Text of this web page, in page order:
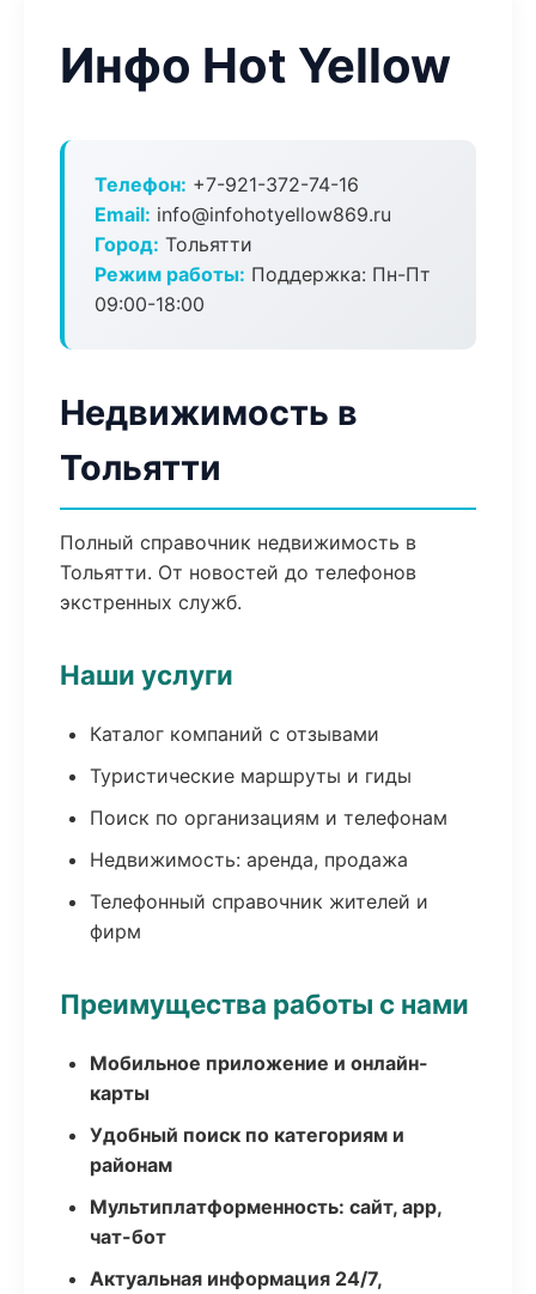
Инфо Hot Yellow
Телефон: +7-921-372-74-16
Email: info@infohotyellow869.ru
Город: Тольятти
Режим работы: Поддержка: Пн-Пт
09:00-18:00
Недвижимость в
Тольятти
Полный справочник недвижимость в
Тольятти. От новостей до телефонов
экстренных служб.
Наши услуги
Каталог компаний с отзывами
Туристические маршруты и гиды
Поиск по организациям и телефонам
Недвижимость: аренда, продажа
Телефонный справочник жителей и
фирм
Преимущества работы с нами
Мобильное приложение и онлайн-
карты
Удобный поиск по категориям и
районам
Мультиплатформенность: сайт, app,
чат-бот
Актуальная информация 24/7,